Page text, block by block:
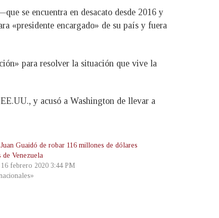
se encuentra en desacato desde 2016 y
«presidente encargado» de su país y fuera
para resolver la situación que vive la
y acusó a Washington de llevar a
Guaidó de robar 116 millones de dólares
de Venezuela
febrero 2020 3:44 PM